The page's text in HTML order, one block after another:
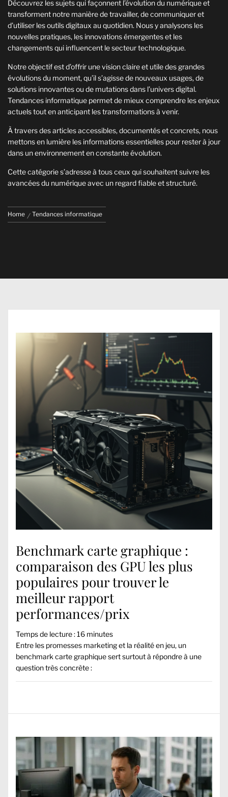
Découvrez les sujets qui façonnent l’évolution du numérique et
transforment notre manière de travailler, de communiquer et
d’utiliser les outils digitaux au quotidien. Nous y analysons les
nouvelles pratiques, les innovations émergentes et les
changements qui influencent le secteur technologique.
Notre objectif est d’offrir une vision claire et utile des grandes
évolutions du moment, qu’il s’agisse de nouveaux usages, de
solutions innovantes ou de mutations dans l’univers digital.
Tendances informatique permet de mieux comprendre les enjeux
actuels tout en anticipant les transformations à venir.
À travers des articles accessibles, documentés et concrets, nous
mettons en lumière les informations essentielles pour rester à jour
dans un environnement en constante évolution.
Cette catégorie s’adresse à tous ceux qui souhaitent suivre les
avancées du numérique avec un regard fiable et structuré.
Home Tendances informatique
Benchmark carte graphique :
comparaison des GPU les plus
populaires pour trouver le
meilleur rapport
performances/prix
Temps de lecture :16 minutes
Entre les promesses marketing et la réalité en jeu, un
benchmark carte graphique sert surtout à répondre à une
question très concrète :